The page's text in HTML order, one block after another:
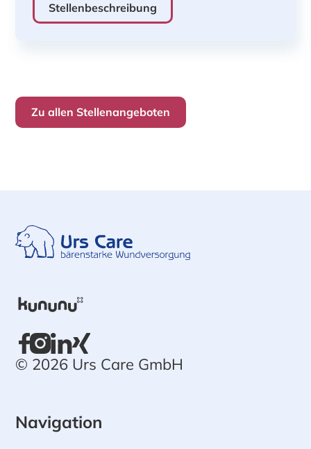
Stellenbeschreibung
Zu allen Stellenangeboten
© 2026 Urs Care GmbH
Navigation